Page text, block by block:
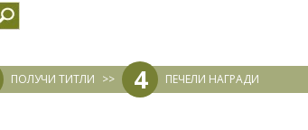
ПОЛУЧИ ТИТЛИ >> 4 ПЕЧЕЛИ НАГРАДИ